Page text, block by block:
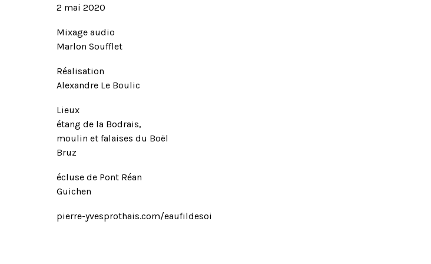
2 mai 2020
Mixage audio
Marlon Soufflet
Réalisation
Alexandre Le Boulic
Lieux
étang de la Bodrais,
moulin et falaises du Boël
Bruz
écluse de Pont Réan
Guichen
pierre-yvesprothais.com/eaufildesoi